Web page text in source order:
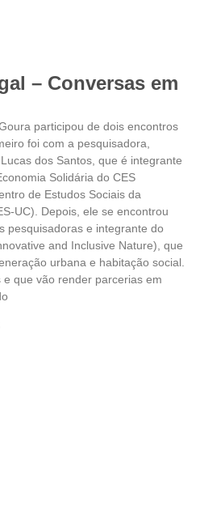
– Conversas em
participou de dois encontros
foi com a pesquisadora,
dos Santos, que é integrante
Solidária do CES
de Estudos Sociais da
UC). Depois, ele se encontrou
pesquisadoras e integrante do
and Inclusive Nature), que
urbana e habitação social.
que vão render parcerias em